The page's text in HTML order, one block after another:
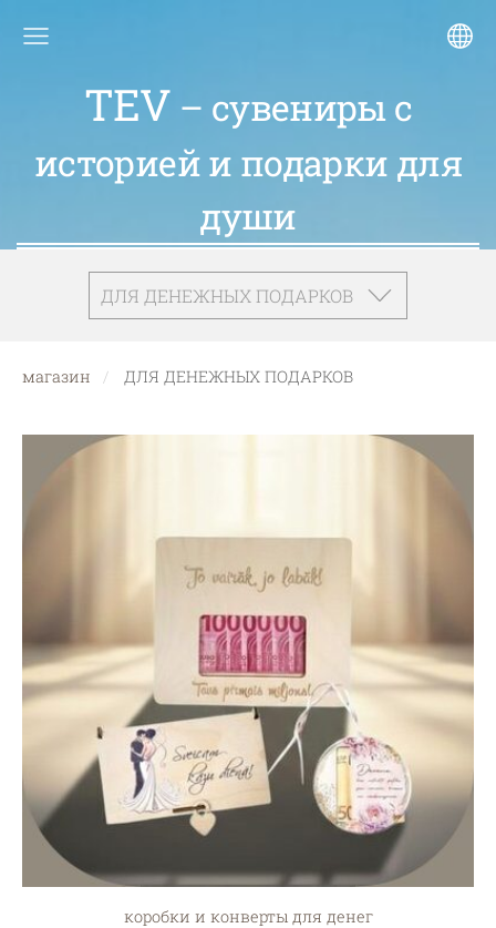
TEV – сувениры с
историей и подарки для
души
ДЛЯ ДЕНЕЖНЫХ ПОДАРКОВ
магазин ДЛЯ ДЕНЕЖНЫХ ПОДАРКОВ
коробки и конверты для денег